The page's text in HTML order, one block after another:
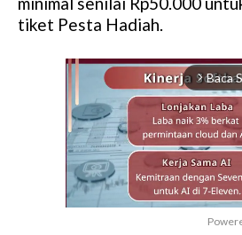
tiket Pesta Hadiah.
arrow_forward_ios Baca